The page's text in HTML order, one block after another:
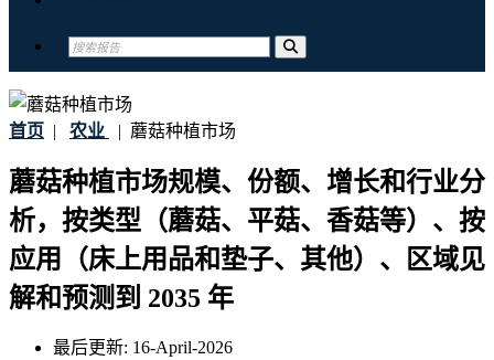
首页 | 农业 | 蘑菇种植市场
蘑菇种植市场规模、份额、增长和行业分
析，按类型（蘑菇、平菇、香菇等）、按
应用（床上用品和垫子、其他）、区域见
解和预测到 2035 年
最后更新: 16-April-2026